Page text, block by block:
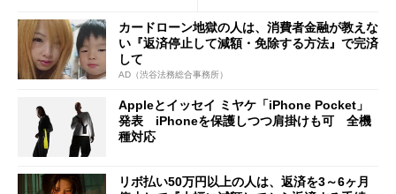
カードローン地獄の人は、消費者金融が教えな
い『返済停止して減額・免除する方法』で完済
して
AD（渋谷法務総合事務所）
Appleとイッセイ ミヤケ「iPhone Pocket」
発表 iPhoneを保護しつつ肩掛けも可 全機
種対応
リボ払い50万円以上の人は、返済を3～6ヶ月